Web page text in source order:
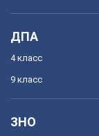
ДПА
4 класс
9 класс
ЗНО